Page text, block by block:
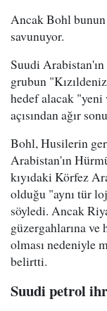
Ancak Bohl bunun
savunuyor.
Suudi
grubun
hedef alacak "yeni
açısından ağır
Bohl, Husilerin
Arabistan'ın
kıyıdaki Körfez
olduğu "aynı tür
söyledi. Ancak
güzergahlarına ve
olması nedeniyle
belirtti.
Suudi petrol